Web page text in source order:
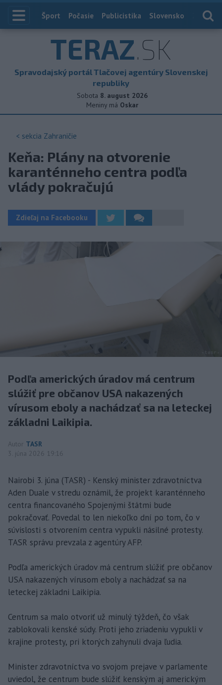
Index
Šport Počasie Publicistika Slovensko
TERAZ.SK
Spravodajský portál Tlačovej agentúry Slovenskej
republiky
Sobota 8. august 2026
Meniny má Oskar
< sekcia Zahraničie
Keňa: Plány na otvorenie
karanténneho centra podľa
vlády pokračujú
Zdieľaj na Facebooku
Podľa amerických úradov má centrum
slúžiť pre občanov USA nakazených
vírusom eboly a nachádzať sa na leteckej
základni Laikipia.
Autor TASR
3. júna 2026 19:16
Nairobi 3. júna (TASR) - Kenský minister zdravotníctva
Aden Duale v stredu oznámil, že projekt karanténneho
centra financovaného Spojenými štátmi bude
pokračovať. Povedal to len niekoľko dní po tom, čo v
súvislosti s otvorením centra vypukli násilné protesty.
TASR správu prevzala z agentúry AFP.
Podľa amerických úradov má centrum slúžiť pre občanov
USA nakazených vírusom eboly a nachádzať sa na
leteckej základni Laikipia.
Centrum sa malo otvoriť už minulý týždeň, čo však
zablokovali kenské súdy. Proti jeho zriadeniu vypukli v
krajine protesty, pri ktorých zahynuli dvaja ľudia.
Minister zdravotníctva vo svojom prejave v parlamente
uviedol, že centrum bude slúžiť kenským aj americkým